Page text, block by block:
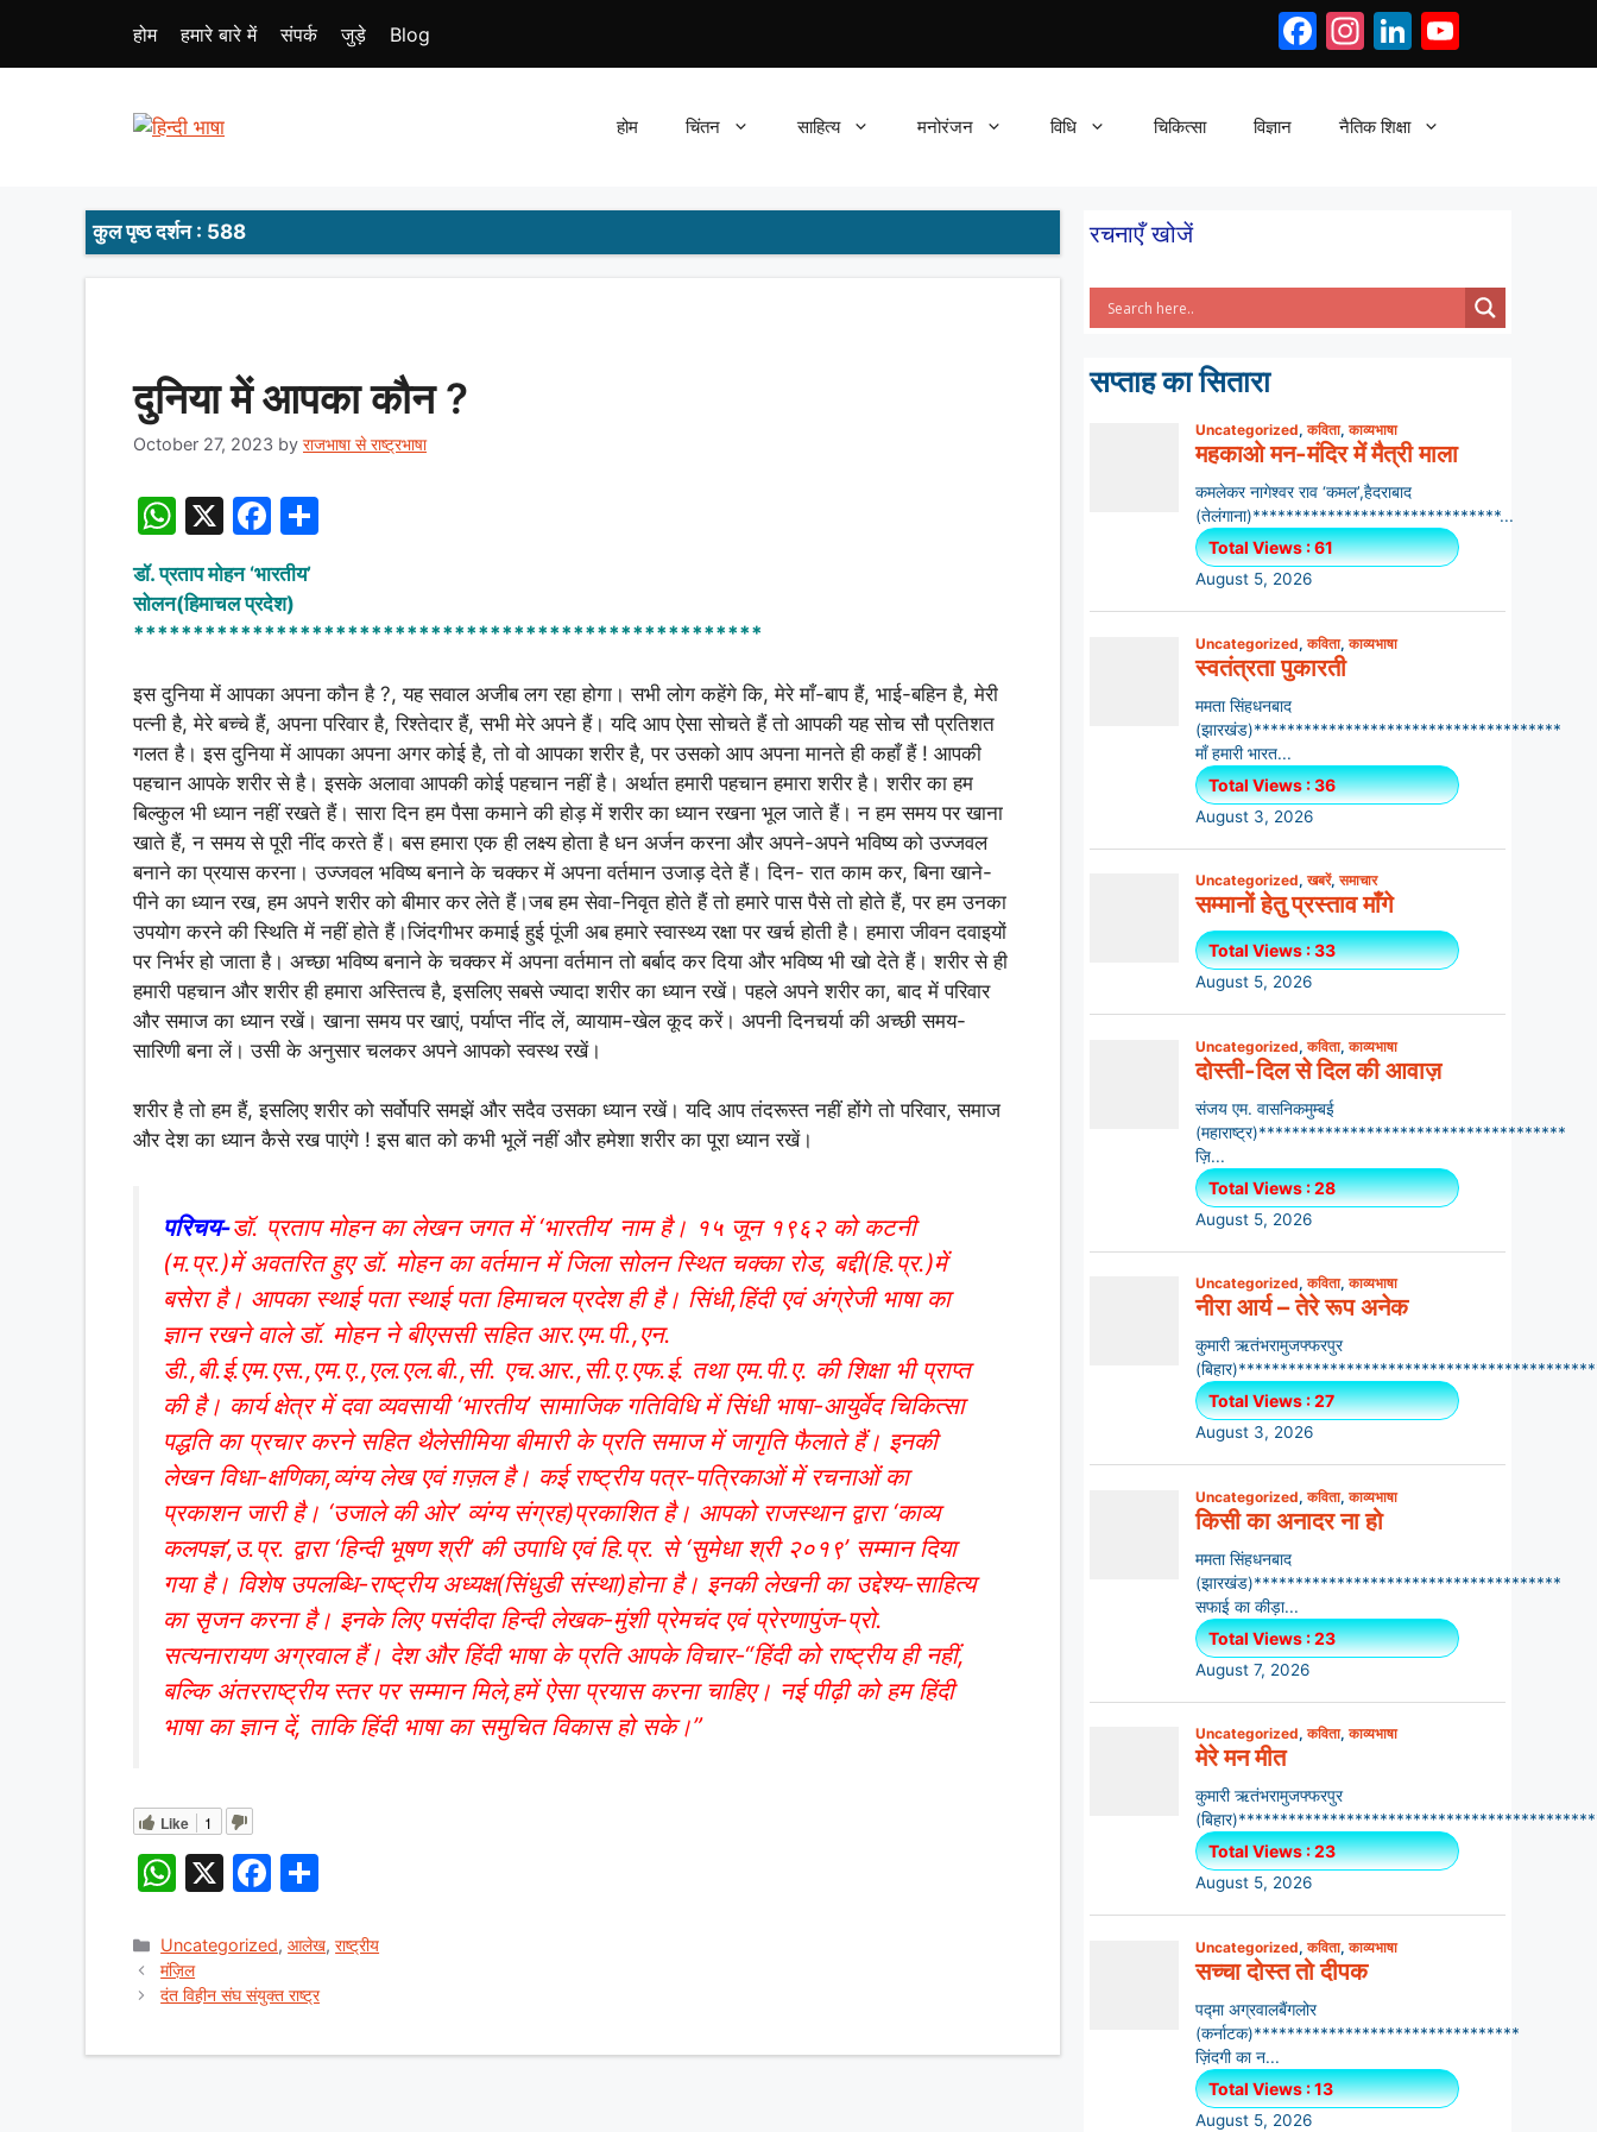
content
Facebook
Instagram
LinkedIn
होम हमारे बारे में संपर्क जुड़े Blog
होम चिंतन साहित्य मनोरंजन विधि चिकित्सा विज्ञान नैतिक शिक्षा
कुल पृष्ठ दर्शन : 588
दुनिया में आपका कौन ?
October 27, 2023 by राजभाषा से राष्ट्रभाषा
W
at
s
p
p
X
F
a
c
e
o
o
k
e
डॉ. प्रताप मोहन ‘भारतीय’
सोलन(हिमाचल प्रदेश)
*****************************************************
इस दुनिया में आपका अपना कौन है ?, यह सवाल अजीब लग रहा होगा। सभी लोग कहेंगे कि, मेरे माँ-बाप हैं, भाई-बहिन है, मेरी
पत्नी है, मेरे बच्चे हैं, अपना परिवार है, रिश्तेदार हैं, सभी मेरे अपने हैं। यदि आप ऐसा सोचते हैं तो आपकी यह सोच सौ प्रतिशत
गलत है। इस दुनिया में आपका अपना अगर कोई है, तो वो आपका शरीर है, पर उसको आप अपना मानते ही कहाँ हैं ! आपकी
पहचान आपके शरीर से है। इसके अलावा आपकी कोई पहचान नहीं है। अर्थात हमारी पहचान हमारा शरीर है। शरीर का हम
बिल्कुल भी ध्यान नहीं रखते हैं। सारा दिन हम पैसा कमाने की होड़ में शरीर का ध्यान रखना भूल जाते हैं। न हम समय पर खाना
खाते हैं, न समय से पूरी नींद करते हैं। बस हमारा एक ही लक्ष्य होता है धन अर्जन करना और अपने-अपने भविष्य को उज्जवल
बनाने का प्रयास करना। उज्जवल भविष्य बनाने के चक्कर में अपना वर्तमान उजाड़ देते हैं। दिन- रात काम कर, बिना खाने-
पीने का ध्यान रख, हम अपने शरीर को बीमार कर लेते हैं।जब हम सेवा-निवृत होते हैं तो हमारे पास पैसे तो होते हैं, पर हम उनका
उपयोग करने की स्थिति में नहीं होते हैं।जिंदगीभर कमाई हुई पूंजी अब हमारे स्वास्थ्य रक्षा पर खर्च होती है। हमारा जीवन दवाइयों
पर निर्भर हो जाता है। अच्छा भविष्य बनाने के चक्कर में अपना वर्तमान तो बर्बाद कर दिया और भविष्य भी खो देते हैं। शरीर से ही
हमारी पहचान और शरीर ही हमारा अस्तित्व है, इसलिए सबसे ज्यादा शरीर का ध्यान रखें। पहले अपने शरीर का, बाद में परिवार
और समाज का ध्यान रखें। खाना समय पर खाएं, पर्याप्त नींद लें, व्यायाम-खेल कूद करें। अपनी दिनचर्या की अच्छी समय-
सारिणी बना लें। उसी के अनुसार चलकर अपने आपको स्वस्थ रखें।
शरीर है तो हम हैं, इसलिए शरीर को सर्वोपरि समझें और सदैव उसका ध्यान रखें। यदि आप तंदरूस्त नहीं होंगे तो परिवार, समाज
और देश का ध्यान कैसे रख पाएंगे ! इस बात को कभी भूलें नहीं और हमेशा शरीर का पूरा ध्यान रखें।
परिचय-डॉ. प्रताप मोहन का लेखन जगत में ‘भारतीय’ नाम है। १५ जून १९६२ को कटनी
(म.प्र.)में अवतरित हुए डॉ. मोहन का वर्तमान में जिला सोलन स्थित चक्का रोड, बद्दी(हि.प्र.)में
बसेरा है। आपका स्थाई पता स्थाई पता हिमाचल प्रदेश ही है। सिंधी,हिंदी एवं अंग्रेजी भाषा का
ज्ञान रखने वाले डॉ. मोहन ने बीएससी सहित आर.एम.पी.,एन.
डी.,बी.ई.एम.एस.,एम.ए.,एल.एल.बी.,सी. एच.आर.,सी.ए.एफ.ई. तथा एम.पी.ए. की शिक्षा भी प्राप्त
की है। कार्य क्षेत्र में दवा व्यवसायी ‘भारतीय’ सामाजिक गतिविधि में सिंधी भाषा-आयुर्वेद चिकित्सा
पद्धति का प्रचार करने सहित थैलेसीमिया बीमारी के प्रति समाज में जागृति फैलाते हैं। इनकी
लेखन विधा-क्षणिका,व्यंग्य लेख एवं ग़ज़ल है। कई राष्ट्रीय पत्र-पत्रिकाओं में रचनाओं का
प्रकाशन जारी है। ‘उजाले की ओर’ व्यंग्य संग्रह)प्रकाशित है। आपको राजस्थान द्वारा ‘काव्य
कलपज्ञ’,उ.प्र. द्वारा ‘हिन्दी भूषण श्री’ की उपाधि एवं हि.प्र. से ‘सुमेधा श्री २०१९’ सम्मान दिया
गया है। विशेष उपलब्धि-राष्ट्रीय अध्यक्ष(सिंधुडी संस्था)होना है। इनकी लेखनी का उद्देश्य-साहित्य
का सृजन करना है। इनके लिए पसंदीदा हिन्दी लेखक-मुंशी प्रेमचंद एवं प्रेरणापुंज-प्रो.
सत्यनारायण अग्रवाल हैं। देश और हिंदी भाषा के प्रति आपके विचार-“हिंदी को राष्ट्रीय ही नहीं,
बल्कि अंतरराष्ट्रीय स्तर पर सम्मान मिले,हमें ऐसा प्रयास करना चाहिए। नई पीढ़ी को हम हिंदी
भाषा का ज्ञान दें, ताकि हिंदी भाषा का समुचित विकास हो सके।”
Like 1
W
at
s
p
X
F
c
e
o
ar
e
Categories
Uncategorized,आलेख,राष्ट्रीय
मंज़िल
दंत विहीन संघ संयुक्त राष्ट्र
रचनाएँ खोजें
सप्ताह का सितारा